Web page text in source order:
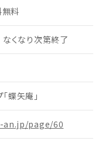
無料
なり次第終了
蝶矢庵」
page/60